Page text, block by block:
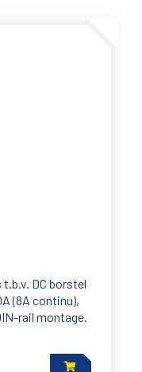
DC borstel
(8A continu),
rail montage.